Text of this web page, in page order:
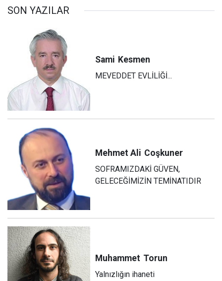
SON YAZILAR
Sami Kesmen
MEVEDDET EVLİLİĞİ...
Mehmet Ali Coşkuner
SOFRAMIZDAKİ GÜVEN,
GELECEĞİMİZİN TEMİNATIDIR
Muhammet Torun
Yalnızlığın ihaneti